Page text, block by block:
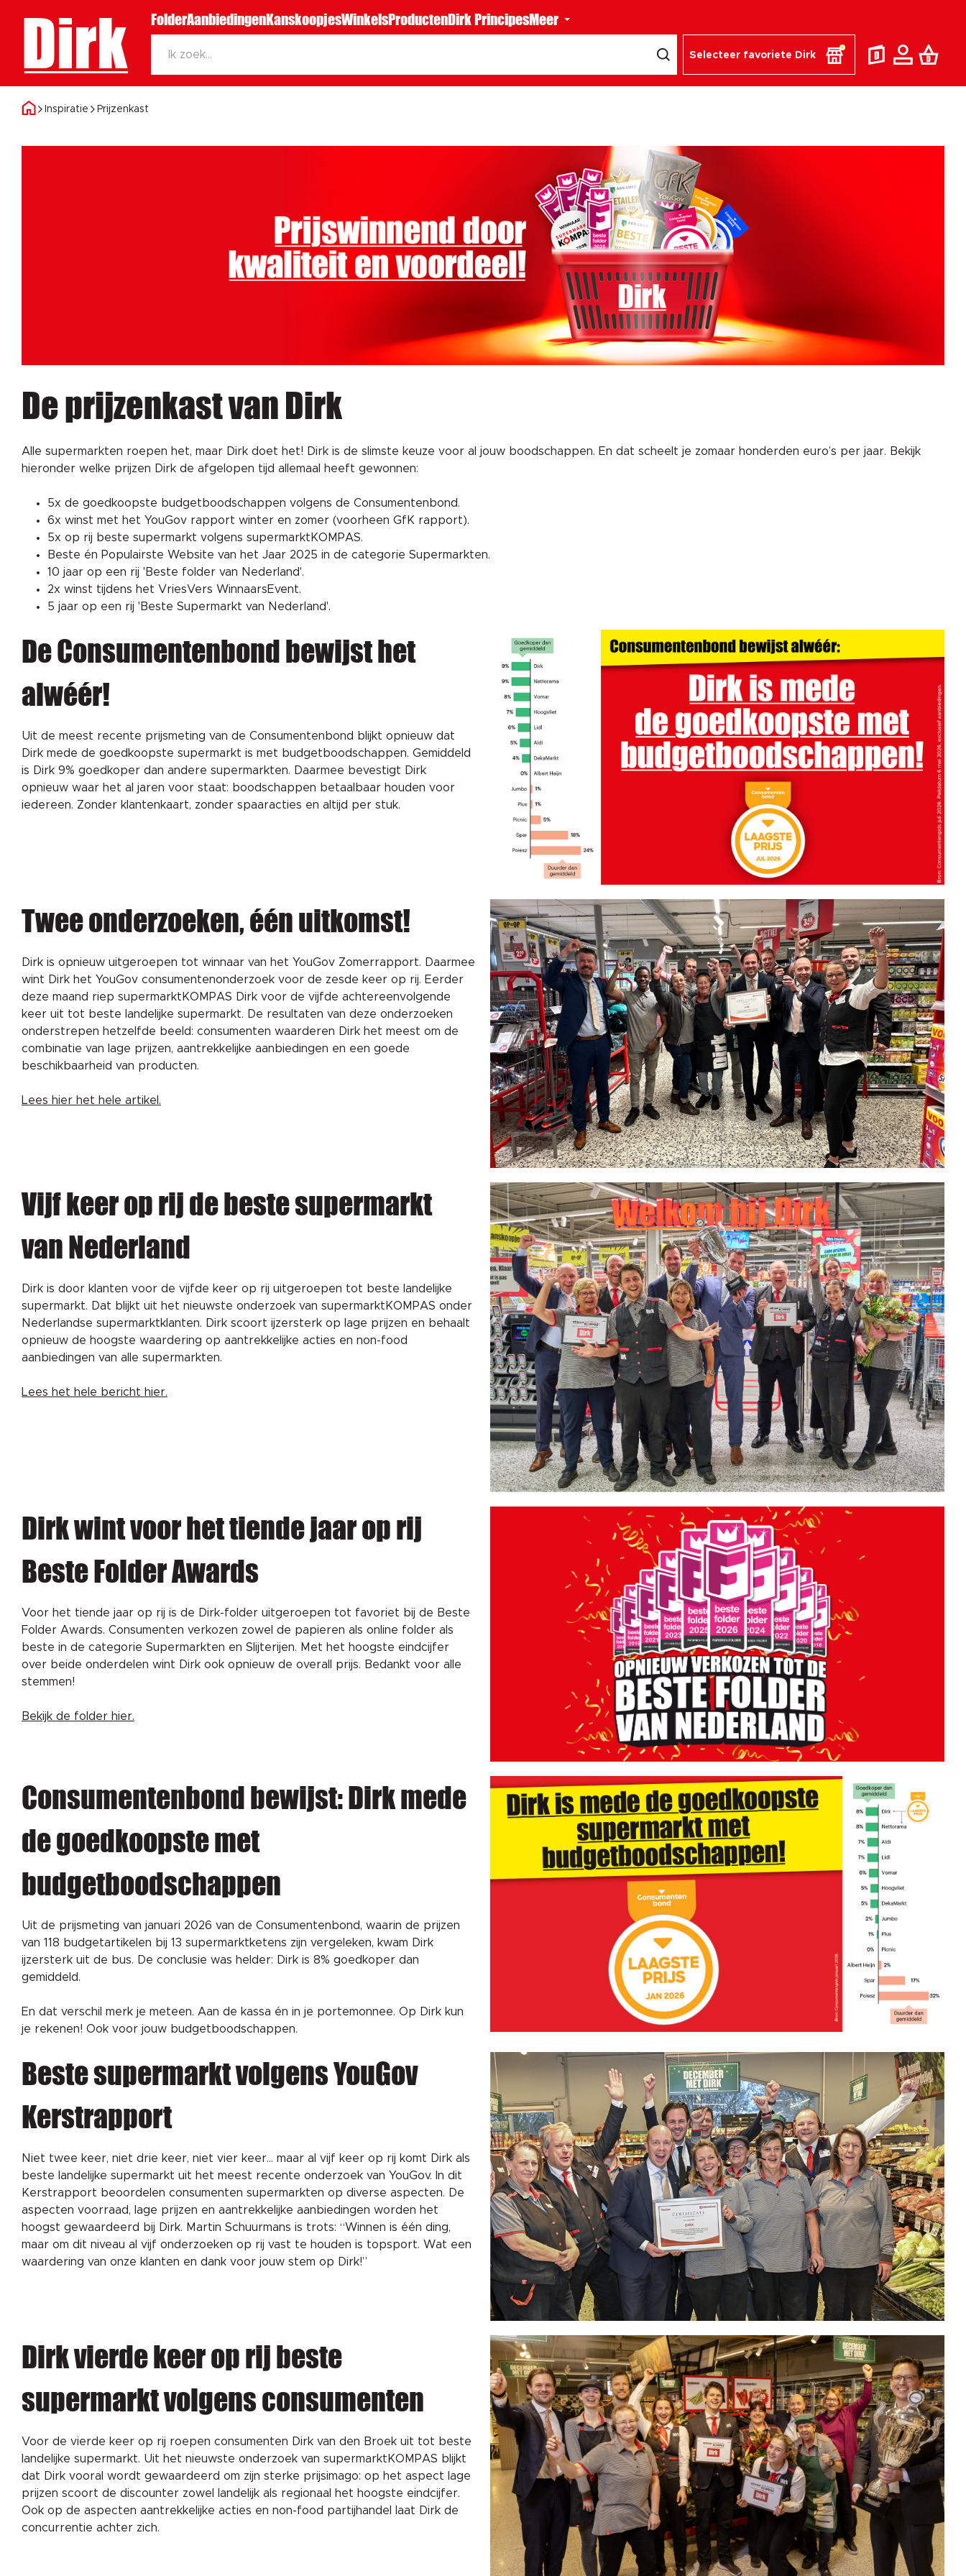
Dirk FolderAanbiedingenKanskoopjesWinkelsProductenDirk PrincipesMeer
Selecteer favoriete Dirk
Inspiratie Prijzenkast
De prijzenkast van Dirk
Alle supermarkten roepen het, maar Dirk doet het! Dirk is de slimste keuze voor al jouw boodschappen. En dat scheelt je zomaar honderden euro’s per jaar. Bekijk
hieronder welke prijzen Dirk de afgelopen tijd allemaal heeft gewonnen:
5x de goedkoopste budgetboodschappen volgens de Consumentenbond.
6x winst met het YouGov rapport winter en zomer (voorheen GfK rapport).
5x op rij beste supermarkt volgens supermarktKOMPAS.
Beste én Populairste Website van het Jaar 2025 in de categorie Supermarkten.
10 jaar op een rij 'Beste folder van Nederland'.
2x winst tijdens het VriesVers WinnaarsEvent.
5 jaar op een rij 'Beste Supermarkt van Nederland'.
De Consumentenbond bewijst het
alwéér!
Uit de meest recente prijsmeting van de Consumentenbond blijkt opnieuw dat
Dirk mede de goedkoopste supermarkt is met budgetboodschappen. Gemiddeld
is Dirk 9% goedkoper dan andere supermarkten. Daarmee bevestigt Dirk
opnieuw waar het al jaren voor staat: boodschappen betaalbaar houden voor
iedereen. Zonder klantenkaart, zonder spaaracties en altijd per stuk.
Twee onderzoeken, één uitkomst!
Dirk is opnieuw uitgeroepen tot winnaar van het YouGov Zomerrapport. Daarmee
wint Dirk het YouGov consumentenonderzoek voor de zesde keer op rij. Eerder
deze maand riep supermarktKOMPAS Dirk voor de vijfde achtereenvolgende
keer uit tot beste landelijke supermarkt. De resultaten van deze onderzoeken
onderstrepen hetzelfde beeld: consumenten waarderen Dirk het meest om de
combinatie van lage prijzen, aantrekkelijke aanbiedingen en een goede
beschikbaarheid van producten.
Lees hier het hele artikel.
Vijf keer op rij de beste supermarkt
van Nederland
Dirk is door klanten voor de vijfde keer op rij uitgeroepen tot beste landelijke
supermarkt. Dat blijkt uit het nieuwste onderzoek van supermarktKOMPAS onder
Nederlandse supermarktklanten. Dirk scoort ijzersterk op lage prijzen en behaalt
opnieuw de hoogste waardering op aantrekkelijke acties en non-food
aanbiedingen van alle supermarkten.
Lees het hele bericht hier.
Dirk wint voor het tiende jaar op rij
Beste Folder Awards
Voor het tiende jaar op rij is de Dirk-folder uitgeroepen tot favoriet bij de Beste
Folder Awards. Consumenten verkozen zowel de papieren als online folder als
beste in de categorie Supermarkten en Slijterijen. Met het hoogste eindcijfer
over beide onderdelen wint Dirk ook opnieuw de overall prijs. Bedankt voor alle
stemmen!
Bekijk de folder hier.
Consumentenbond bewijst: Dirk mede
de goedkoopste met
budgetboodschappen
Uit de prijsmeting van januari 2026 van de Consumentenbond, waarin de prijzen
van 118 budgetartikelen bij 13 supermarktketens zijn vergeleken, kwam Dirk
ijzersterk uit de bus. De conclusie was helder: Dirk is 8% goedkoper dan
gemiddeld.
En dat verschil merk je meteen. Aan de kassa én in je portemonnee. Op Dirk kun
je rekenen! Ook voor jouw budgetboodschappen.
Beste supermarkt volgens YouGov
Kerstrapport
Niet twee keer, niet drie keer, niet vier keer… maar al vijf keer op rij komt Dirk als
beste landelijke supermarkt uit het meest recente onderzoek van YouGov. In dit
Kerstrapport beoordelen consumenten supermarkten op diverse aspecten. De
aspecten voorraad, lage prijzen en aantrekkelijke aanbiedingen worden het
hoogst gewaardeerd bij Dirk. Martin Schuurmans is trots: “Winnen is één ding,
maar om dit niveau al vijf onderzoeken op rij vast te houden is topsport. Wat een
waardering van onze klanten en dank voor jouw stem op Dirk!”
Dirk vierde keer op rij beste
supermarkt volgens consumenten
Voor de vierde keer op rij roepen consumenten Dirk van den Broek uit tot beste
landelijke supermarkt. Uit het nieuwste onderzoek van supermarktKOMPAS blijkt
dat Dirk vooral wordt gewaardeerd om zijn sterke prijsimago: op het aspect lage
prijzen scoort de discounter zowel landelijk als regionaal het hoogste eindcijfer.
Ook op de aspecten aantrekkelijke acties en non-food partijhandel laat Dirk de
concurrentie achter zich.